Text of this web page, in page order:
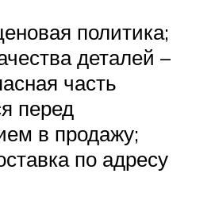
политика;
деталей –
часть
перед
в продажу;
по адресу